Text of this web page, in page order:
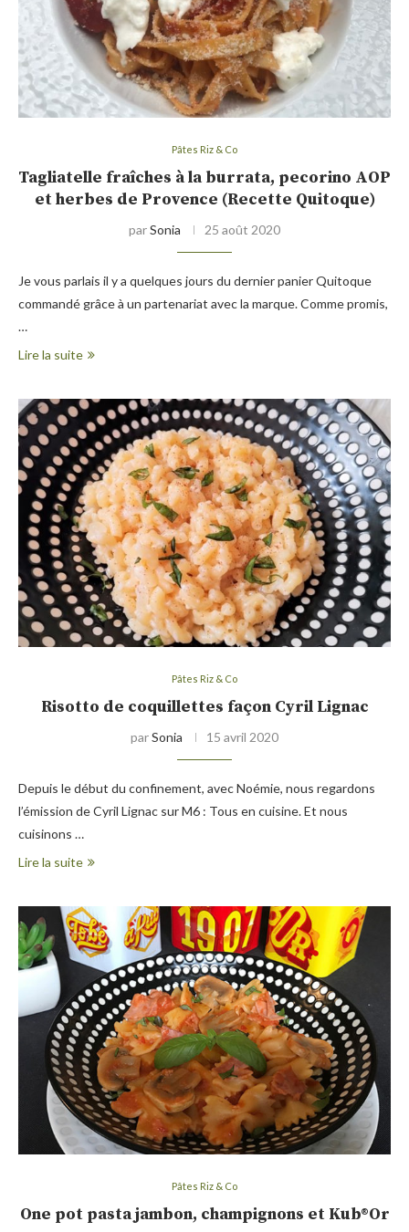
Pâtes Riz & Co
Tagliatelle fraîches à la burrata, pecorino AOP
et herbes de Provence (Recette Quitoque)
parSonia 25 août 2020
Je vous parlais il y a quelques jours du dernier panier Quitoque
commandé grâce à un partenariat avec la marque. Comme promis,
…
Lire la suite
Pâtes Riz & Co
Risotto de coquillettes façon Cyril Lignac
parSonia 15 avril 2020
Depuis le début du confinement, avec Noémie, nous regardons
l’émission de Cyril Lignac sur M6 : Tous en cuisine. Et nous
cuisinons …
Lire la suite
Pâtes Riz & Co
One pot pasta jambon, champignons et Kub®Or